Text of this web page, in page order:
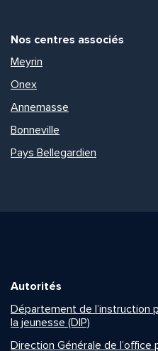
Nos centres associés
Meyrin
Onex
Annemasse
Bonneville
Pays Bellegardien
Autorités
Département de l’instruction
la jeunesse (DIP)
Direction Générale de l’office